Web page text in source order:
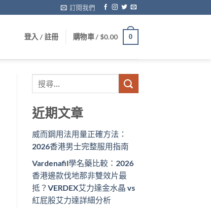
訂閱我們
登入 / 註冊 購物車 /$0.00 0
近期文章
威而鋼用法用量正確方法：
2026香港男士完整服用指南
Vardenafil學名藥比較：2026
香港邊款伐地那非雙效片最
抵？VERDEX艾力達金水晶 vs
紅屁股艾力達詳細分析